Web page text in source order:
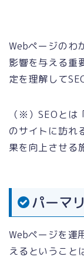
Webページのわ
影響を与える重
定を理解して
（※）SEOとは
のサイトに訪れ
果を向上させる
パーマ
Webページを運
えるということ